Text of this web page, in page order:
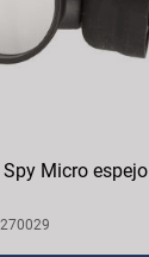
Spy Micro espejo